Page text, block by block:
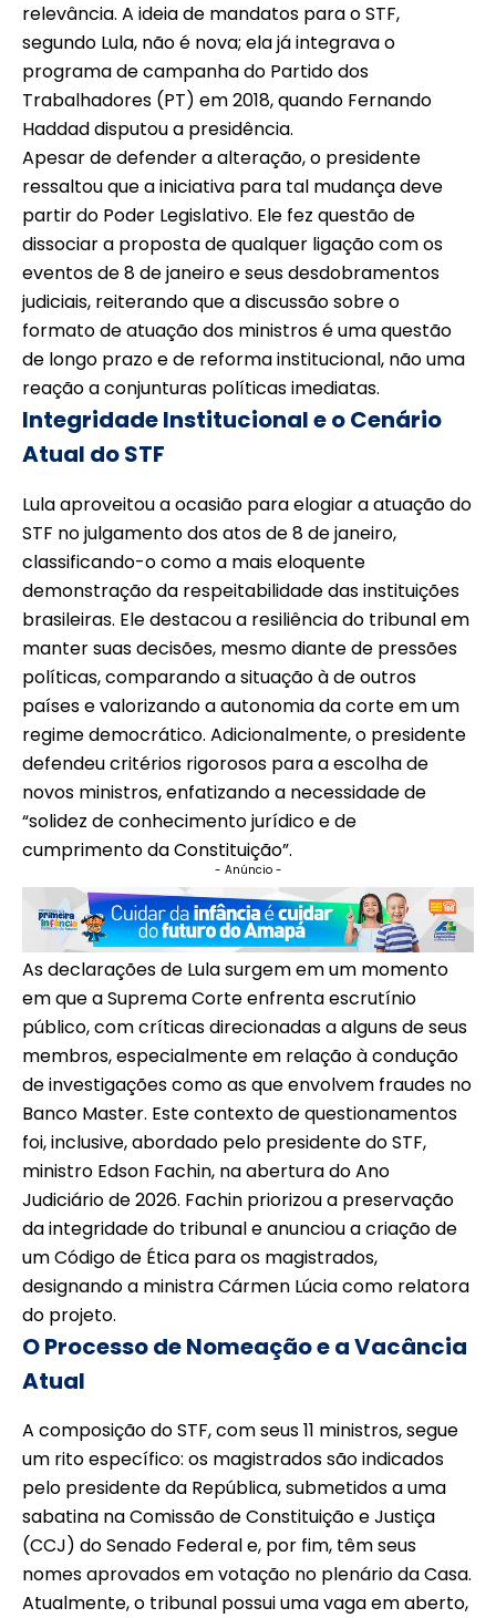
relevância. A ideia de mandatos para o STF,
segundo Lula, não é nova; ela já integrava o
programa de campanha do Partido dos
Trabalhadores (PT) em 2018, quando Fernando
Haddad disputou a presidência.
Apesar de defender a alteração, o presidente
ressaltou que a iniciativa para tal mudança deve
partir do Poder Legislativo. Ele fez questão de
dissociar a proposta de qualquer ligação com os
eventos de 8 de janeiro e seus desdobramentos
judiciais, reiterando que a discussão sobre o
formato de atuação dos ministros é uma questão
de longo prazo e de reforma institucional, não uma
reação a conjunturas políticas imediatas.
Integridade Institucional e o Cenário
Atual do STF
Lula aproveitou a ocasião para elogiar a atuação do
STF no julgamento dos atos de 8 de janeiro,
classificando-o como a mais eloquente
demonstração da respeitabilidade das instituições
brasileiras. Ele destacou a resiliência do tribunal em
manter suas decisões, mesmo diante de pressões
políticas, comparando a situação à de outros
países e valorizando a autonomia da corte em um
regime democrático. Adicionalmente, o presidente
defendeu critérios rigorosos para a escolha de
novos ministros, enfatizando a necessidade de
“solidez de conhecimento jurídico e de
cumprimento da Constituição”.
- Anúncio -
As declarações de Lula surgem em um momento
em que a Suprema Corte enfrenta escrutínio
público, com críticas direcionadas a alguns de seus
membros, especialmente em relação à condução
de investigações como as que envolvem fraudes no
Banco Master. Este contexto de questionamentos
foi, inclusive, abordado pelo presidente do STF,
ministro Edson Fachin, na abertura do Ano
Judiciário de 2026. Fachin priorizou a preservação
da integridade do tribunal e anunciou a criação de
um Código de Ética para os magistrados,
designando a ministra Cármen Lúcia como relatora
do projeto.
O Processo de Nomeação e a Vacância
Atual
A composição do STF, com seus 11 ministros, segue
um rito específico: os magistrados são indicados
pelo presidente da República, submetidos a uma
sabatina na Comissão de Constituição e Justiça
(CCJ) do Senado Federal e, por fim, têm seus
nomes aprovados em votação no plenário da Casa.
Atualmente, o tribunal possui uma vaga em aberto,